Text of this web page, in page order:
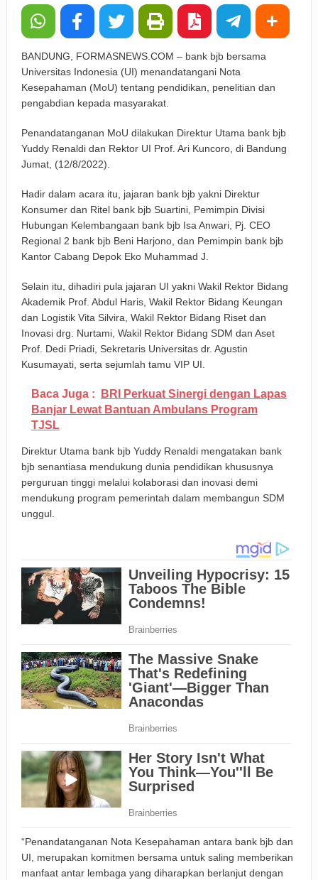
BANDUNG, FORMASNEWS.COM – bank bjb bersama
Universitas Indonesia (UI) menandatangani Nota
Kesepahaman (MoU) tentang pendidikan, penelitian dan
pengabdian kepada masyarakat.
Penandatanganan MoU dilakukan Direktur Utama bank bjb
Yuddy Renaldi dan Rektor UI Prof. Ari Kuncoro, di Bandung
Jumat, (12/8/2022).
Hadir dalam acara itu, jajaran bank bjb yakni Direktur
Konsumer dan Ritel bank bjb Suartini, Pemimpin Divisi
Hubungan Kelembangaan bank bjb Isa Anwari, Pj. CEO
Regional 2 bank bjb Beni Harjono, dan Pemimpin bank bjb
Kantor Cabang Depok Eko Muhammad J.
Selain itu, dihadiri pula jajaran UI yakni Wakil Rektor Bidang
Akademik Prof. Abdul Haris, Wakil Rektor Bidang Keungan
dan Logistik Vita Silvira, Wakil Rektor Bidang Riset dan
Inovasi drg. Nurtami, Wakil Rektor Bidang SDM dan Aset
Prof. Dedi Priadi, Sekretaris Universitas dr. Agustin
Kusumayati, serta sejumlah tamu VIP UI.
Baca Juga :
BRI Perkuat Sinergi dengan Lapas
Banjar Lewat Bantuan Ambulans Program
TJSL
Direktur Utama bank bjb Yuddy Renaldi mengatakan bank
bjb senantiasa mendukung dunia pendidikan khususnya
perguruan tinggi melalui kolaborasi dan inovasi demi
mendukung program pemerintah dalam membangun SDM
unggul.
“Penandatanganan Nota Kesepahaman antara bank bjb dan
UI, merupakan komitmen bersama untuk saling memberikan
manfaat antar lembaga yang diharapkan berlanjut dengan